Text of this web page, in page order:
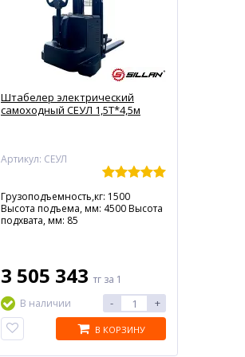
Штабелер электрический
самоходный СЕУЛ 1,5Т*4,5м
Артикул: СЕУЛ
Грузоподъемность,кг: 1500
Высота подъема, мм: 4500 Высота
подхвата, мм: 85
3 505 343 тг за 1
В наличии
- +
В КОРЗИНУ